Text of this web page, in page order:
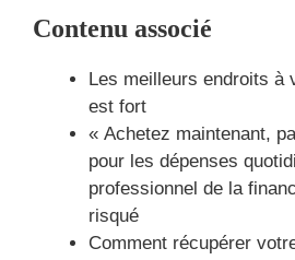
Contenu associé
Les meilleurs endroits à
est fort
« Achetez maintenant,
pour les dépenses
professionnel de la
risqué
Comment récupérer